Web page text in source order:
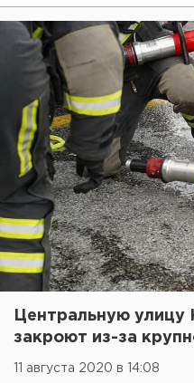
Центральную улицу
закроют из-за
11 августа 2020 в 14:08